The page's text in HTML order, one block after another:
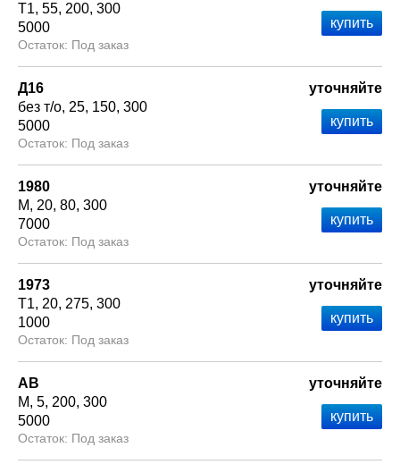
Т1 55 200 300
5000
Под заказ
Д16
без т/о 25 150 300
5000
Под заказ
уточняйте
1980
М
20 80 300
7000
Под заказ
уточняйте
1973
Т1 20 275 300
1000
Под заказ
уточняйте
АВ
М 5 200 300
5000
Под заказ
уточняйте